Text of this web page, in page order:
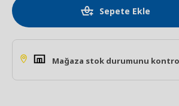
Sepete Ekle
Mağaza stok durumunu